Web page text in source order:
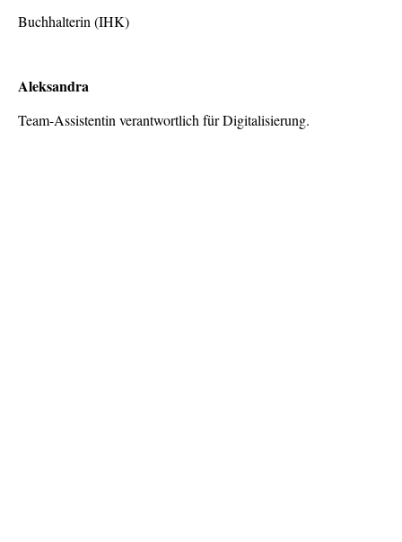
Buchhalterin (IHK)
Aleksandra
Team-Assistentin verantwortlich für Digitalisierung.